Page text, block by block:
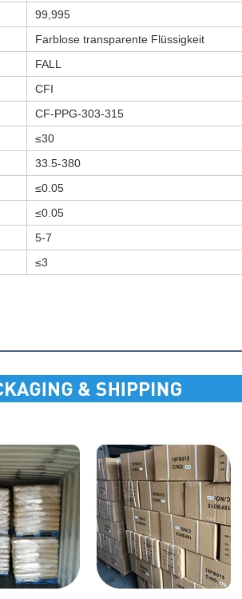
99,995
Farblose transparente Flüssigkeit
FALL
CFI
CF-PPG-303-315
≤30
33.5-380
≤0.05
≤0.05
5-7
≤3